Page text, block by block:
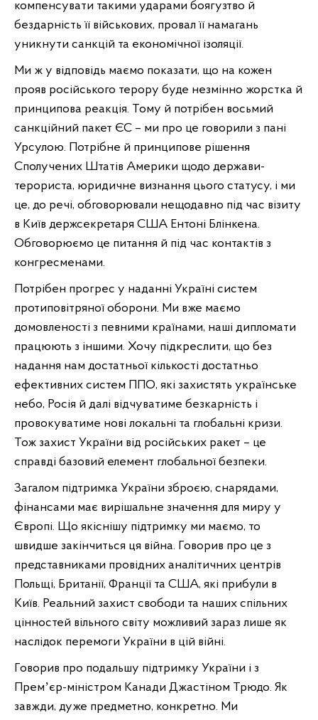
компенсувати такими ударами боягузтво й
бездарність її військових, провал її намагань
уникнути санкцій та економічної ізоляції.
Ми ж у відповідь маємо показати, що на кожен
прояв російського терору буде незмінно жорстка й
принципова реакція. Тому й потрібен восьмий
санкційний пакет ЄС – ми про це говорили з пані
Урсулою. Потрібне й принципове рішення
Сполучених Штатів Америки щодо держави-
терориста, юридичне визнання цього статусу, і ми
це, до речі, обговорювали нещодавно під час візиту
в Київ держсекретаря США Ентоні Блінкена.
Обговорюємо це питання й під час контактів з
конгресменами.
Потрібен прогрес у наданні Україні систем
протиповітряної оборони. Ми вже маємо
домовленості з певними країнами, наші дипломати
працюють з іншими. Хочу підкреслити, що без
надання нам достатньої кількості достатньо
ефективних систем ППО, які захистять українське
небо, Росія й далі відчуватиме безкарність і
провокуватиме нові локальні та глобальні кризи.
Тож захист України від російських ракет – це
справді базовий елемент глобальної безпеки.
Загалом підтримка України зброєю, снарядами,
фінансами має вирішальне значення для миру у
Європі. Що якіснішу підтримку ми маємо, то
швидше закінчиться ця війна. Говорив про це з
представниками провідних аналітичних центрів
Польщі, Британії, Франції та США, які прибули в
Київ. Реальний захист свободи та наших спільних
цінностей вільного світу можливий зараз лише як
наслідок перемоги України в цій війні.
Говорив про подальшу підтримку України і з
Премʼєр-міністром Канади Джастіном Трюдо. Як
завжди, дуже предметно, конкретно. Ми